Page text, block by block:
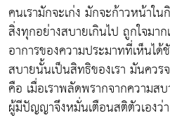
คนเรามักจะเก่ง มักจะก้าวหน้าใ
สิ่งทุกอย่างสบายเกินไป ถูกใจมา
อาการของความประมาทที่เห็นไ
สบายนั้นเป็นสิทธิของเรา มันคว
คือ เมื่อเราพลัดพรากจากความส
ผู้มีปัญญาจึงหมั่นเตือนสติตัวเองว่